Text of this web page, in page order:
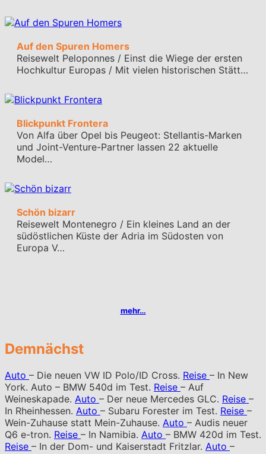
Auf den Spuren Homers
Reisewelt Peloponnes / Einst die Wiege der ersten
Hochkultur Europas / Mit vielen historischen Stätt…
Blickpunkt Frontera
Von Alfa über Opel bis Peugeot: Stellantis-Marken
und Joint-Venture-Partner lassen 22 aktuelle
Model…
Schön bizarr
Reisewelt Montenegro / Ein kleines Land an der
südöstlichen Küste der Adria im Südosten von
Europa V…
mehr…
Demnächst
Auto – Die neuen VW ID Polo/ID Cross. Reise – In New
York. Auto – BMW 540d im Test. Reise – Auf
Weineskapade. Auto – Der neue Mercedes GLC. Reise –
In Rheinhessen. Auto – Subaru Forester im Test. Reise –
Wein-Zuhause statt Mein-Zuhause. Auto – Audis neuer
Q6 e-tron. Reise – In Namibia. Auto – BMW 420d im Test.
Reise – In der Dom- und Kaiserstadt Fritzlar. Auto –